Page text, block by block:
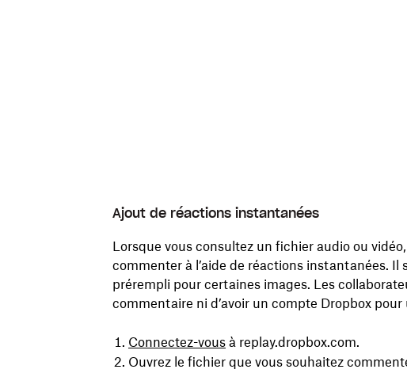
Ajout de réactions instantanées
Lorsque vous consultez un fichier audio ou
commenter à l’aide de réactions instantanées. Il
prérempli pour certaines images. Les
commentaire ni d’avoir un compte Dropbox
Connectez-vous à replay.dropbox.com.
Ouvrez le fichier que vous souhaitez